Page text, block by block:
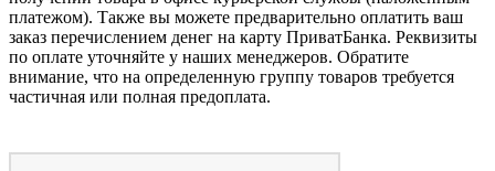
платежом). Также вы можете предварительно оплатить ваш
заказ перечислением денег на карту ПриватБанка. Реквизиты
по оплате уточняйте у наших менеджеров. Обратите
внимание, что на определенную группу товаров требуется
частичная или полная предоплата.